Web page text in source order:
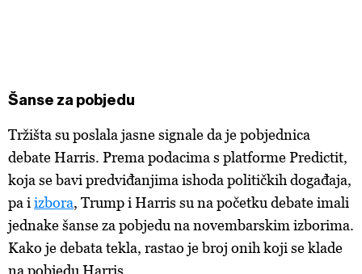
Šanse za pobjedu
Tržišta su poslala jasne signale da je pobjednica
debate Harris. Prema podacima s platforme Predictit,
koja se bavi predviđanjima ishoda političkih događaja,
pa i izbora, Trump i Harris su na početku debate imali
jednake šanse za pobjedu na novembarskim izborima.
Kako je debata tekla, rastao je broj onih koji se klade
na pobjedu Harris.